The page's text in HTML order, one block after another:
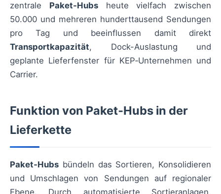
zentrale Paket‑Hubsheute vielfach zwischen
50.000 und mehreren hunderttausend Sendungen
pro Tag und beeinflussen damit direkt
Transportkapazität, Dock-Auslastung und
geplante Lieferfenster für KEP‑Unternehmen und
Carrier.
Funktion von Paket‑Hubs in der
Lieferkette
Paket‑Hubs bündeln das Sortieren, Konsolidieren
und Umschlagen von Sendungen auf regionaler
Ebene. Durch automatisierte Sortieranlagen,